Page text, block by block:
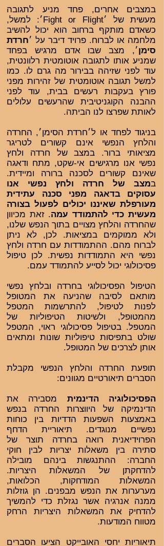
במצבים אחרים, פחד מניע לתגובה
מעשית של ׳Fight or Flight׳: למשל,
כשאדם מותקף ברחוב הוא יכול להשיב
מלחמה או לברוח. פרויד דיבר על ׳חרדת
סימן׳, מצב שבו אדם מרגיש בפחד
שמניע אותו לתגובה אוטומטית רלוונטית,
עוד לפני שזיהה בבירור מה גרם לו. כמו
למשל תגובה אוטומטית של זהירות מפני
פורץ בעקבות רעשים בבית, עוד לפני
ההבנה הקוגניטיבית שהרעשים עלולים
לאותת שפרצו לנו הביתה.
בניגוד לפחד או ל׳חרדת הסימן׳, החרדה
והלחץ הנפשי אינם קשורים לטריגר
מציאותי ברור. במצב של חרדה ולחץ
נפשי אנו מרגישים אי-שקט, מתח ודאגה
שאינם קשורים לסכנה ברורה ומיידית.
במצב של חרדה ולחץ נפשי אנו
עסוקים בדאגה מפני סכנה עתידית
מעורפלת שאיננו יכולים לפעול בצורה
מעשית כדי להתמודד עמה. זאת מכיוון
שהחרדה והלחץ מצויים בתוך הנפש שלנו,
ולא ממוקמים במציאות. לכן, לא ניתן
לברוח מהם. ההתמודדות עם חרדה ולחץ
נפשי היא התמודדות נפשית. לכן טיפול
פסיכולוגי יכול לסייע להתמודד עמם.
הטיפול הפסיכולוגי בחרדה ובלחץ נפשי
מותאם לסיבה שהניעה את המטופל
לפנות לטיפול, להתרשמות המטפל
מהמטופל, ולשיטות הטיפוליות של
המטפל. בטיפול פסיכולוגי ראוי, המטפל
שולט בתפיסות טיפוליות שונות ומתאים
אותן לצרכים של המטופל.
תופעת החרדה והלחץ הנפשי מקבלת
הסברים תיאורטיים מגוונים:
הפסיכולוגיה הדינמית מסבירה את
הדינמיקה של היווצרות החרדה בנפש
באמצעות השפעות הדדיות בין כוחות
נפשיים מנוגדים. תיאוריית הדחף
הפרוידיאנית רואה בחרדה תוצר של
סתירה בין משאלות יצריות לבין חוקי
החברה: ההתנגשות בינהם מובילה
להדחקתן של המשאלות היצריות.
המשאלות המודחקות, הכלואות,
מערערות את הנפש מבפנים. הן גוזלות
ממנה אנרגיה אשר נגזלת כדי להמשיך
להדחיק את המשאלות היצריות הרחק
מטווח המודעות.
תיאוריות יחסי האובייקט הציעו הסברים